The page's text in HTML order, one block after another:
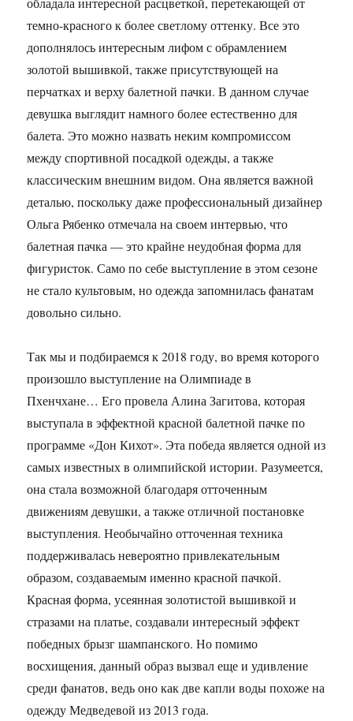
темно-красного к более светлому оттенку. Все это
дополнялось интересным лифом с обрамлением
золотой вышивкой, также присутствующей на
перчатках и верху балетной пачки. В данном случае
девушка выглядит намного более естественно для
балета. Это можно назвать неким компромиссом
между спортивной посадкой одежды, а также
классическим внешним видом. Она является важной
деталью, поскольку даже профессиональный дизайнер
Ольга Рябенко отмечала на своем интервью, что
балетная пачка — это крайне неудобная форма для
фигуристок. Само по себе выступление в этом сезоне
не стало культовым, но одежда запомнилась фанатам
довольно сильно.
Так мы и подбираемся к 2018 году, во время которого
произошло выступление на Олимпиаде в
Пхенчхане… Его провела Алина Загитова, которая
выступала в эффектной красной балетной пачке по
программе «Дон Кихот». Эта победа является одной из
самых известных в олимпийской истории. Разумеется,
она стала возможной благодаря отточенным
движениям девушки, а также отличной постановке
выступления. Необычайно отточенная техника
поддерживалась невероятно привлекательным
образом, создаваемым именно красной пачкой.
Красная форма, усеянная золотистой вышивкой и
стразами на платье, создавали интересный эффект
победных брызг шампанского. Но помимо
восхищения, данный образ вызвал еще и удивление
среди фанатов, ведь оно как две капли воды похоже на
одежду Медведевой из 2013 года.